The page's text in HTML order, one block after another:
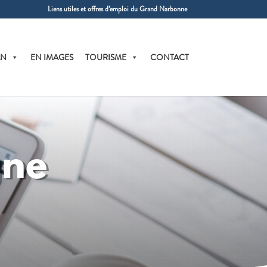
Liens utiles et offres d’emploi du Grand Narbonne
EN IMAGES TOURISME CONTACT